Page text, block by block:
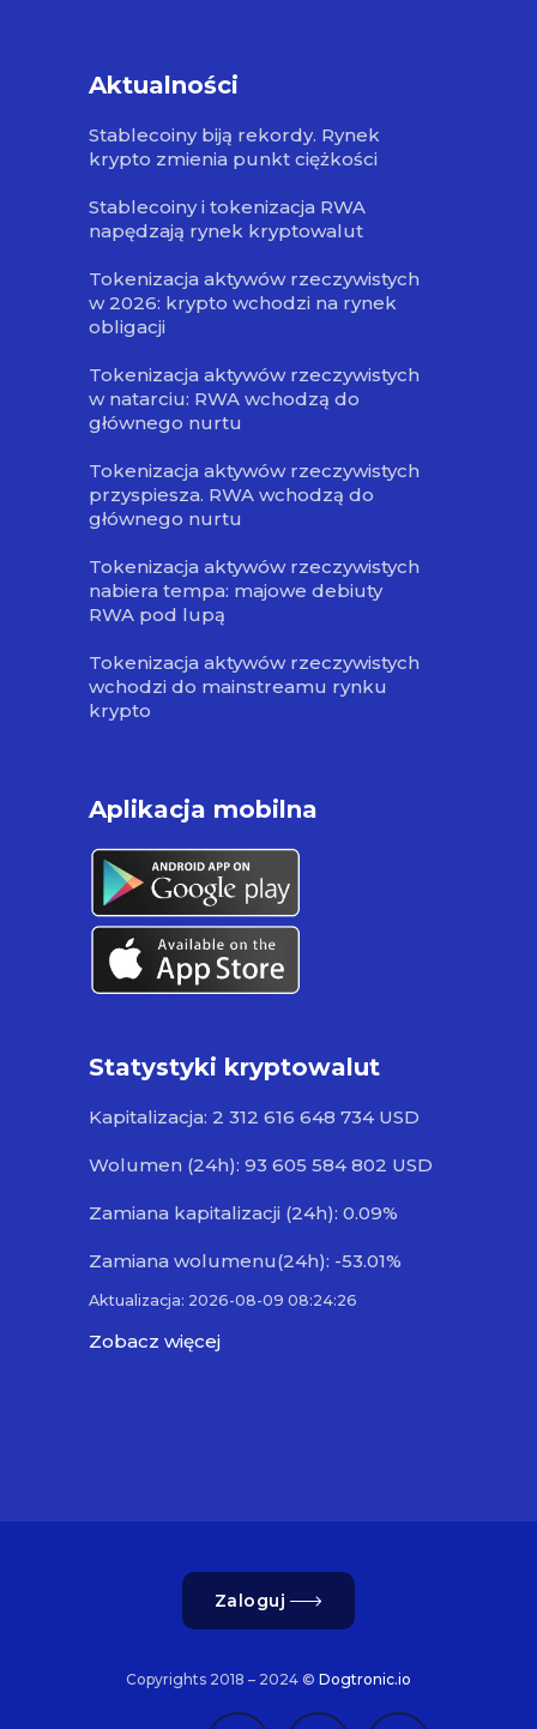
Aktualności
Stablecoiny biją rekordy. Rynek
krypto zmienia punkt ciężkości
Stablecoiny i tokenizacja RWA
napędzają rynek kryptowalut
Tokenizacja aktywów rzeczywistych
w 2026: krypto wchodzi na rynek
obligacji
Tokenizacja aktywów rzeczywistych
w natarciu: RWA wchodzą do
głównego nurtu
Tokenizacja aktywów rzeczywistych
przyspiesza. RWA wchodzą do
głównego nurtu
Tokenizacja aktywów rzeczywistych
nabiera tempa: majowe debiuty
RWA pod lupą
Tokenizacja aktywów rzeczywistych
wchodzi do mainstreamu rynku
krypto
Aplikacja mobilna
Statystyki kryptowalut
Kapitalizacja: 2 312 616 648 734 USD
Wolumen (24h): 93 605 584 802 USD
Zamiana kapitalizacji (24h): 0.09%
Zamiana wolumenu(24h): -53.01%
Aktualizacja: 2026-08-09 08:24:26
Zobacz więcej
Zaloguj
Copyrights 2018 – 2024 © Dogtronic.io